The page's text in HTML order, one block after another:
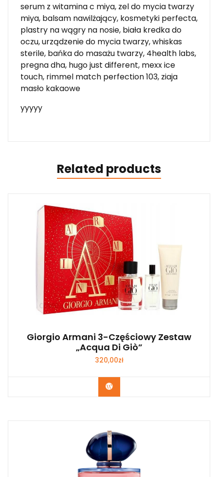
serum z witamina c miya, zel do mycia twarzy
miya, balsam nawilżający, kosmetyki perfecta,
plastry na wągry na nosie, biała kredka do
oczu, urządzenie do mycia twarzy, whiskas
sterile, bańka do masażu twarzy, 4health labs,
pregna dha, hugo just different, mexx ice
touch, rimmel match perfection 103, ziaja
masło kakaowe
yyyyy
Related products
Giorgio Armani 3-Częściowy Zestaw
„Acqua Di Giò”
320,00zł
Zobacz